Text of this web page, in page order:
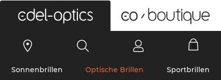
Sonnenbrillen Optische Brillen Sportbrillen